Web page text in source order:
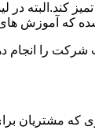
تمیز
که آموزش های
را انجام
که مشتریان